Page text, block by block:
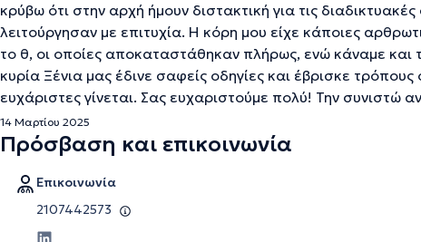
κρύβω ότι στην αρχή ήμουν διστακτική για τις
λειτούργησαν με επιτυχία. Η κόρη μου είχε κάποιες
το θ, οι οποίες αποκαταστάθηκαν πλήρως, ενώ κάναμε και
κυρία Ξένια μας έδινε σαφείς οδηγίες και έβρισκε
ευχάριστες γίνεται. Σας ευχαριστούμε πολύ! Την συνιστώ
14 Μαρτίου 2025
Πρόσβαση και επικοινωνία
Επικοινωνία
2107442573